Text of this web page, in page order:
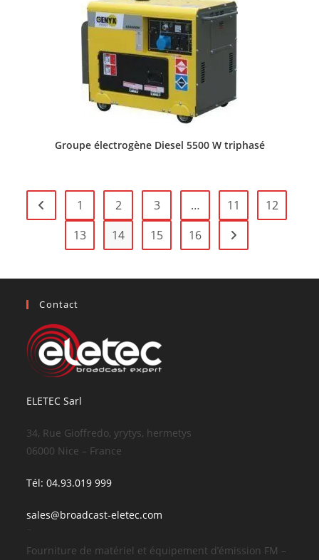
Groupe électrogène Diesel 5500 W triphasé
1 2 3 … 11
12
13
14 15 16
Contact
ELETEC Sarl
34, Rue Gioffredo, yrytys, hermetys
06000 Nice – France
Tél: 04.93.019 999
sales@broadcast-eletec.com
¨
Fourniture de matériel et équipement d’émission FM –